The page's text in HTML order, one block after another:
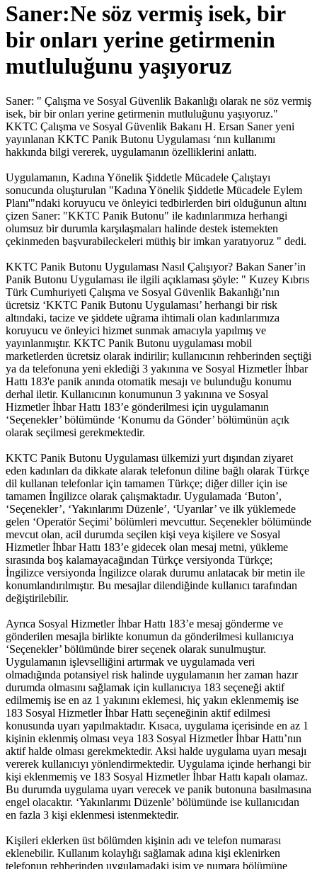
Saner:Ne söz vermiş isek, bir
bir onları yerine getirmenin
mutluluğunu yaşıyoruz
Saner: " Çalışma ve Sosyal Güvenlik Bakanlığı olarak ne söz vermiş
isek, bir bir onları yerine getirmenin mutluluğunu yaşıyoruz."
KKTC Çalışma ve Sosyal Güvenlik Bakanı H. Ersan Saner yeni
yayınlanan KKTC Panik Butonu Uygulaması ‘nın kullanımı
hakkında bilgi vererek, uygulamanın özelliklerini anlattı.
Uygulamanın, Kadına Yönelik Şiddetle Mücadele Çalıştayı
sonucunda oluşturulan "Kadına Yönelik Şiddetle Mücadele Eylem
Planı'"ndaki koruyucu ve önleyici tedbirlerden biri olduğunun altını
çizen Saner: "KKTC Panik Butonu" ile kadınlarımıza herhangi
olumsuz bir durumla karşılaşmaları halinde destek istemekten
çekinmeden başvurabileckeleri müthiş bir imkan yaratıyoruz " dedi.
KKTC Panik Butonu Uygulaması Nasıl Çalışıyor? Bakan Saner’in
Panik Butonu Uygulaması ile ilgili açıklaması şöyle: " Kuzey Kıbrıs
Türk Cumhuriyeti Çalışma ve Sosyal Güvenlik Bakanlığı’nın
ücretsiz ‘KKTC Panik Butonu Uygulaması’ herhangi bir risk
altındaki, tacize ve şiddete uğrama ihtimali olan kadınlarımıza
koruyucu ve önleyici hizmet sunmak amacıyla yapılmış ve
yayınlanmıştır. KKTC Panik Butonu uygulaması mobil
marketlerden ücretsiz olarak indirilir; kullanıcının rehberinden seçtiği
ya da telefonuna yeni eklediği 3 yakınına ve Sosyal Hizmetler İhbar
Hattı 183'e panik anında otomatik mesajı ve bulunduğu konumu
derhal iletir. Kullanıcının konumunun 3 yakınına ve Sosyal
Hizmetler İhbar Hattı 183’e gönderilmesi için uygulamanın
‘Seçenekler’ bölümünde ‘Konumu da Gönder’ bölümünün açık
olarak seçilmesi gerekmektedir.
KKTC Panik Butonu Uygulaması ülkemizi yurt dışından ziyaret
eden kadınları da dikkate alarak telefonun diline bağlı olarak Türkçe
dil kullanan telefonlar için tamamen Türkçe; diğer diller için ise
tamamen İngilizce olarak çalışmaktadır. Uygulamada ‘Buton’,
‘Seçenekler’, ‘Yakınlarımı Düzenle’, ‘Uyarılar’ ve ilk yüklemede
gelen ‘Operatör Seçimi’ bölümleri mevcuttur. Seçenekler bölümünde
mevcut olan, acil durumda seçilen kişi veya kişilere ve Sosyal
Hizmetler İhbar Hattı 183’e gidecek olan mesaj metni, yükleme
sırasında boş kalamayacağından Türkçe versiyonda Türkçe;
İngilizce versiyonda İngilizce olarak durumu anlatacak bir metin ile
konumlandırılmıştır. Bu mesajlar dilendiğinde kullanıcı tarafından
değiştirilebilir.
Ayrıca Sosyal Hizmetler İhbar Hattı 183’e mesaj gönderme ve
gönderilen mesajla birlikte konumun da gönderilmesi kullanıcıya
‘Seçenekler’ bölümünde birer seçenek olarak sunulmuştur.
Uygulamanın işlevselliğini artırmak ve uygulamada veri
olmadığında potansiyel risk halinde uygulamanın her zaman hazır
durumda olmasını sağlamak için kullanıcıya 183 seçeneği aktif
edilmemiş ise en az 1 yakınını eklemesi, hiç yakın eklenmemiş ise
183 Sosyal Hizmetler İhbar Hattı seçeneğinin aktif edilmesi
konusunda uyarı yapılmaktadır. Kısaca, uygulama içerisinde en az 1
kişinin eklenmiş olması veya 183 Sosyal Hizmetler İhbar Hattı’nın
aktif halde olması gerekmektedir. Aksi halde uygulama uyarı mesajı
vererek kullanıcıyı yönlendirmektedir. Uygulama içinde herhangi bir
kişi eklenmemiş ve 183 Sosyal Hizmetler İhbar Hattı kapalı olamaz.
Bu durumda uygulama uyarı verecek ve panik butonuna basılmasına
engel olacaktır. ‘Yakınlarımı Düzenle’ bölümünde ise kullanıcıdan
en fazla 3 kişi eklenmesi istenmektedir.
Kişileri eklerken üst bölümden kişinin adı ve telefon numarası
eklenebilir. Kullanım kolaylığı sağlamak adına kişi eklenirken
telefonun rehberinden uygulamadaki isim ve numara bölümüne